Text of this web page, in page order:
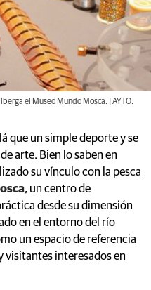
el Museo Mundo Mosca. | AYTO.
que un simple deporte y se
arte. Bien lo saben en
su vínculo con la pesca
, un centro de
desde su dimensión
en el entorno del río
un espacio de referencia
visitantes interesados en